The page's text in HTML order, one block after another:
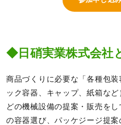
◆日硝実業株式会社
商品づくりに必要な「各種包
ック容器、キャップ、紙箱な
どの機械設備の提案・販売を
の容器選び、パッケジージ提